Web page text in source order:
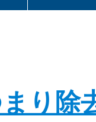
り除